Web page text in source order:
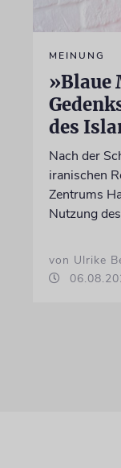
MEINUNG
»Blaue
des
Nach der
iranischen
Zentrums
Nutzung
von Ulrike